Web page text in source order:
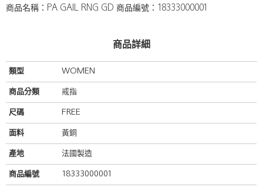
商品名稱：PA GAIL RNG GD 商品編號：18333000001
商品詳細
類型 WOMEN
商品分類 戒指
尺碼 FREE
面料 黃銅
產地 法國製造
商品編號 18333000001